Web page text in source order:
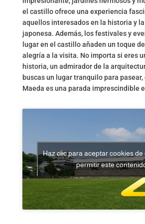
el castillo ofrece una experiencia
aquellos interesados en la historia y
japonesa. Además, los festivales y
lugar en el castillo añaden un toque
alegría a la visita. No importa si eres
historia, un admirador de la
buscas un lugar tranquilo para
Maeda es una parada imprescindible
Haz clic para aceptar cookies de
permitir este